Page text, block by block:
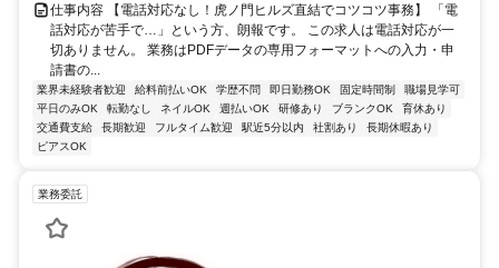
仕事内容 【電話対応なし！虎ノ門ヒルズ直結でコツコツ事務】 「電
話対応が苦手で…」という方、朗報です。 この求人は電話対応が一
切ありません。 業務はPDFデータの専用フォーマットへの入力・申
請書の...
業界未経験者歓迎 給料前払いOK 学歴不問 即日勤務OK 固定時間制
職場見学可
平日のみOK
転勤なし ネイルOK 週払いOK 研修あり ブランクOK
育休あり
交通費支給
長期歓迎 フルタイム歓迎 駅近5分以内 社割あり
長期休暇あり
ピアスOK
業務委託